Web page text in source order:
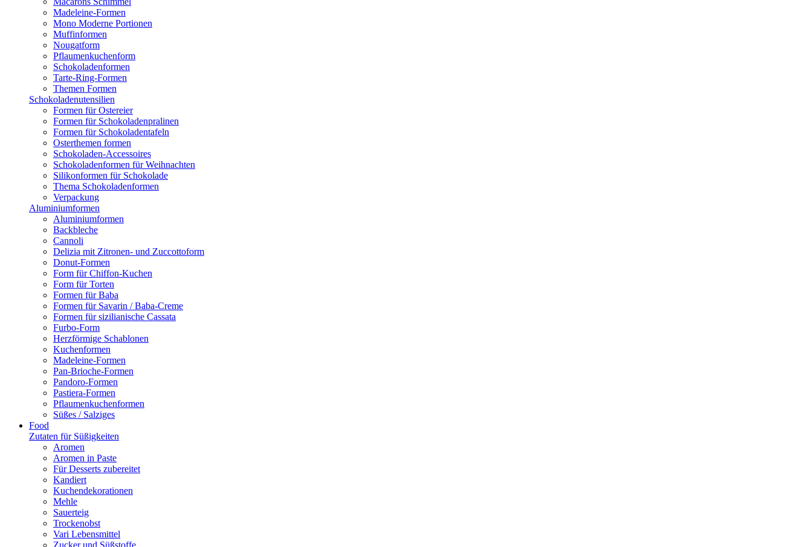
Madeleine-Formen
Mono Moderne Portionen
Muffinformen
Nougatform
Pflaumenkuchenform
Schokoladenformen
Tarte-Ring-Formen
Themen Formen
Schokoladenutensilien
Formen für Ostereier
Formen für Schokoladenpralinen
Formen für Schokoladentafeln
Osterthemen formen
Schokoladen-Accessoires
Schokoladenformen für Weihnachten
Silikonformen für Schokolade
Thema Schokoladenformen
Verpackung
Aluminiumformen
Aluminiumformen
Backbleche
Cannoli
Delizia mit Zitronen- und Zuccottoform
Donut-Formen
Form für Chiffon-Kuchen
Form für Torten
Formen für Baba
Formen für Savarin / Baba-Creme
Formen für sizilianische Cassata
Furbo-Form
Herzförmige Schablonen
Kuchenformen
Madeleine-Formen
Pan-Brioche-Formen
Pandoro-Formen
Pastiera-Formen
Pflaumenkuchenformen
Süßes / Salziges
Food
Zutaten für Süßigkeiten
Aromen
Aromen in Paste
Für Desserts zubereitet
Kandiert
Kuchendekorationen
Mehle
Sauerteig
Trockenobst
Vari Lebensmittel
Zucker und Süßstoffe